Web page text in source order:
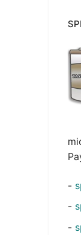
-
-
-